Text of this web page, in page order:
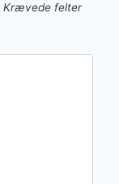
Krævede felter